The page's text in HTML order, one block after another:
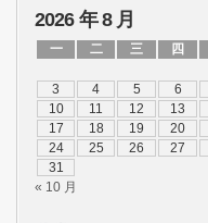
2026 年 8 月
一 二 三 四
3
4 5 6
10
11 12 13
17
18 19 20
24
25 26 27
31
« 10 月